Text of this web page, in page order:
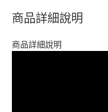
商品詳細說明
商品詳細說明